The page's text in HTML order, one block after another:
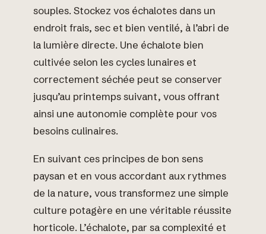
souples. Stockez vos échalotes dans un
endroit frais, sec et bien ventilé, à l’abri de
la lumière directe. Une échalote bien
cultivée selon les cycles lunaires et
correctement séchée peut se conserver
jusqu’au printemps suivant, vous offrant
ainsi une autonomie complète pour vos
besoins culinaires.
En suivant ces principes de bon sens
paysan et en vous accordant aux rythmes
de la nature, vous transformez une simple
culture potagère en une véritable réussite
horticole. L’échalote, par sa complexité et